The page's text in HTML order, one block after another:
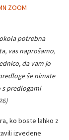
ZOOM
potrebna
vas naprošamo,
da vam jo
še nimate
s predlogami
ko boste lahko z
izvedene